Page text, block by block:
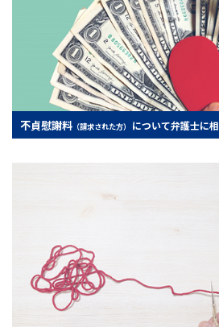
不貞慰謝料 （請求された方） について弁護士に